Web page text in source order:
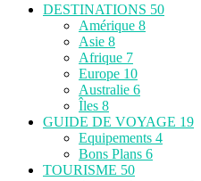
DESTINATIONS 50
Amérique 8
Asie 8
Afrique 7
Europe 10
Australie 6
Îles 8
GUIDE DE VOYAGE 19
Equipements 4
Bons Plans 6
TOURISME 50